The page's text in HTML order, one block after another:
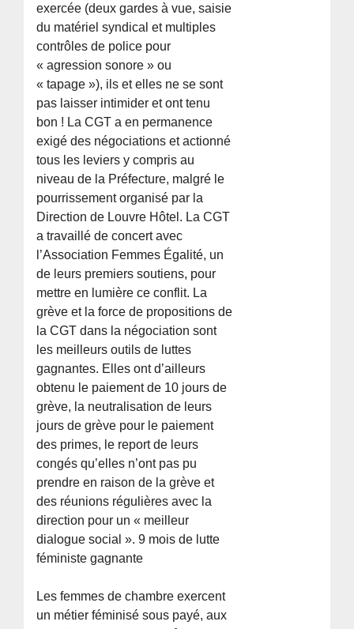
exercée (deux gardes à vue, saisie
du matériel syndical et multiples
contrôles de police pour
« agression sonore » ou
« tapage »), ils et elles ne se sont
pas laisser intimider et ont tenu
bon ! La CGT a en permanence
exigé des négociations et actionné
tous les leviers y compris au
niveau de la Préfecture, malgré le
pourrissement organisé par la
Direction de Louvre Hôtel. La CGT
a travaillé de concert avec
l’Association Femmes Égalité, un
de leurs premiers soutiens, pour
mettre en lumière ce conflit. La
grève et la force de propositions de
la CGT dans la négociation sont
les meilleurs outils de luttes
gagnantes. Elles ont d’ailleurs
obtenu le paiement de 10 jours de
grève, la neutralisation de leurs
jours de grève pour le paiement
des primes, le report de leurs
congés qu’elles n’ont pas pu
prendre en raison de la grève et
des réunions régulières avec la
direction pour un « meilleur
dialogue social ». 9 mois de lutte
féministe gagnante
Les femmes de chambre exercent
un métier féminisé sous payé, aux